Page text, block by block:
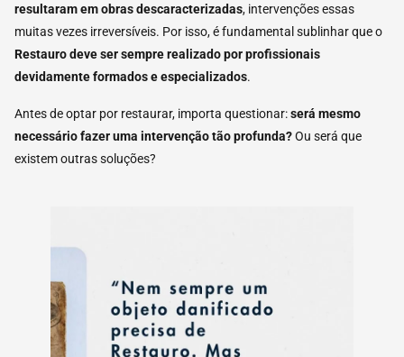
resultaram em obras descaracterizadas, intervenções essas
muitas vezes irreversíveis. Por isso, é fundamental sublinhar que o
Restauro deve ser sempre realizado por profissionais
devidamenteformados e especializados.
Antes de optar por restaurar, importa questionar:será mesmo
necessário fazer uma intervenção tão profunda?Ou será que
existem outras soluções?